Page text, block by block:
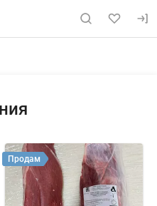
сайту
Продам